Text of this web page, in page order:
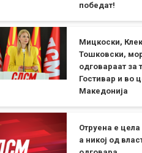
победат!
Мицкоски,
Тошковски,
одговараат за
Гостивар и во
Македонија
Отруена е
а никој од